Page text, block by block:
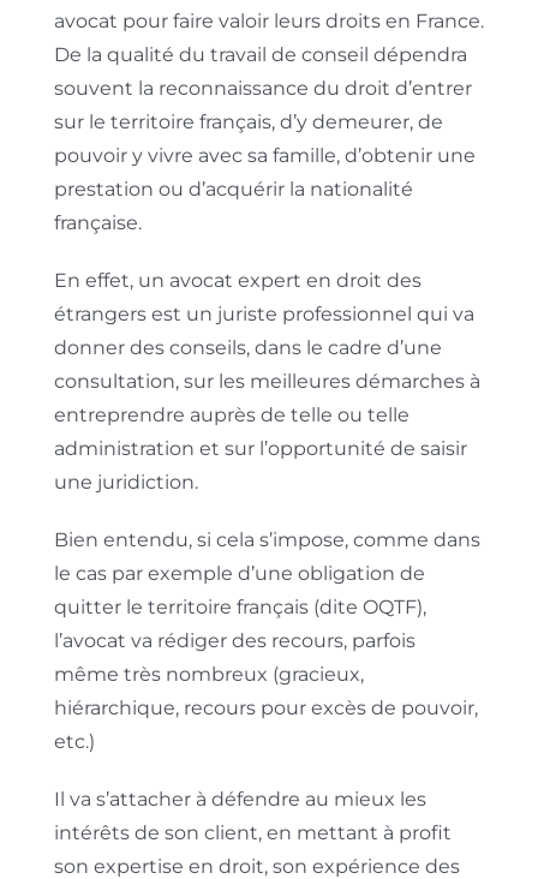
avocat pour faire valoir leurs droits en France.
De la qualité du travail de conseil dépendra
souvent la reconnaissance du droit d’entrer
sur le territoire français, d’y demeurer, de
pouvoir y vivre avec sa famille, d’obtenir une
prestation ou d’acquérir la nationalité
française.
En effet, un avocat expert en droit des
étrangers est un juriste professionnel qui va
donner des conseils, dans le cadre d’une
consultation, sur les meilleures démarches à
entreprendre auprès de telle ou telle
administration et sur l’opportunité de saisir
une juridiction.
Bien entendu, si cela s’impose, comme dans
le cas par exemple d’une obligation de
quitter le territoire français (dite OQTF),
l’avocat va rédiger des recours, parfois
même très nombreux (gracieux,
hiérarchique, recours pour excès de pouvoir,
etc.)
Il va s’attacher à défendre au mieux les
intérêts de son client, en mettant à profit
son expertise en droit, son expérience des